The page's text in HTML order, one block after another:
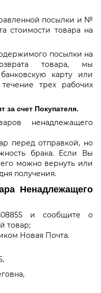
посылки и №
стоимости товара на
посылки на
товара, мы
карту или
трех рабочих
за счет Покупателя.
ненадлежащего
перед отправкой, но
брака. Если Вы
можно вернуть или
получения.
Ненадлежащего
и сообщите о
товар;
Новая Почта.